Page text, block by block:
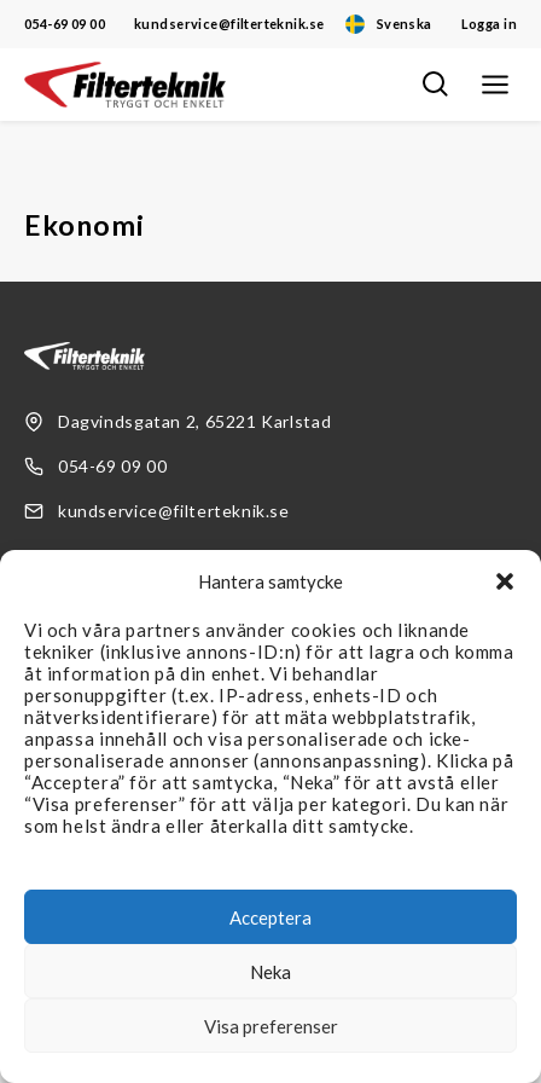
Hantera samtycke
Vi och våra partners använder cookies och liknande
tekniker (inklusive annons-ID:n) för att lagra och komma
åt information på din enhet. Vi behandlar
personuppgifter (t.ex. IP-adress, enhets-ID och
nätverksidentifierare) för att mäta webbplatstrafik,
anpassa innehåll och visa personaliserade och icke-
personaliserade annonser (annonsanpassning). Klicka på
“Acceptera” för att samtycka, “Neka” för att avstå eller
“Visa preferenser” för att välja per kategori. Du kan när
som helst ändra eller återkalla ditt samtycke.
Acceptera
Neka
Visa preferenser
Svenska Logga in
054-69 09 00 kundservice@filterteknik.se
Hoppa
Ekonomi
Dagvindsgatan 2, 65221 Karlstad
054-69 09 00
kundservice@filterteknik.se
LÄNKAR
Återförsäljare
Produkter
Branscher
Aktuellt
SUPPORT
Kontakta oss
FAQ
Köpvillkor & Reklamation
Integritetspolicy